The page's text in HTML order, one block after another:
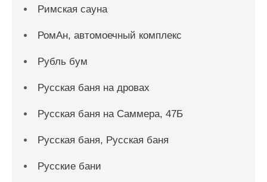
Римская сауна
РомАн, автомоечный комплекс
Рубль бум
Русская баня на дровах
Русская баня на Саммера, 47Б
Русская баня, Русская баня
Русские бани